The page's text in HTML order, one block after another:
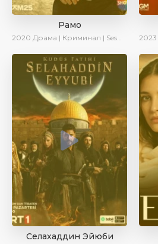
Рамо
2020 Драма | Криминал | SesDizi | Ирина Котова 2023
Селахаддин Эйюби